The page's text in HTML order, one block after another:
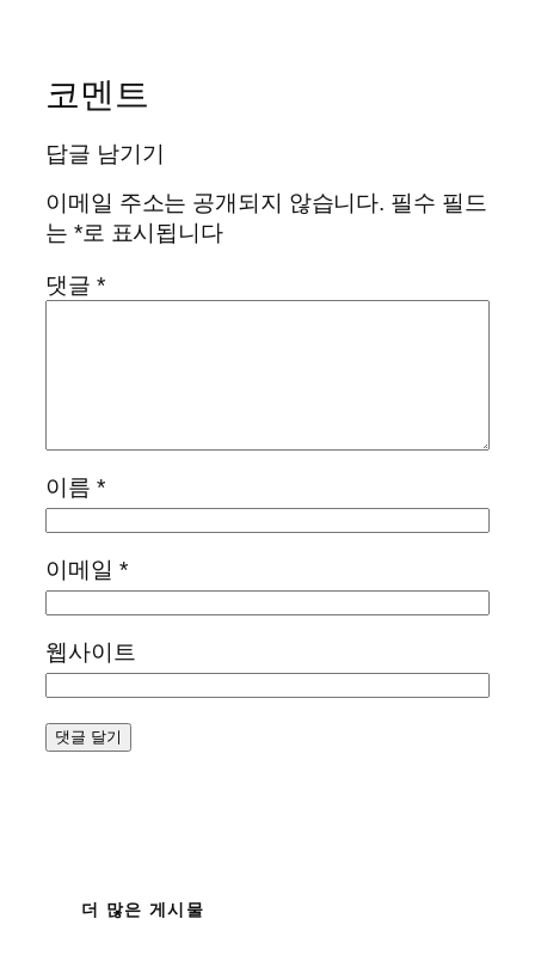
코멘트
답글 남기기
이메일 주소는 공개되지 않습니다. 필수 필드
는 *로 표시됩니다
댓글 *
이름 *
이메일 *
웹사이트
더 많은 게시물